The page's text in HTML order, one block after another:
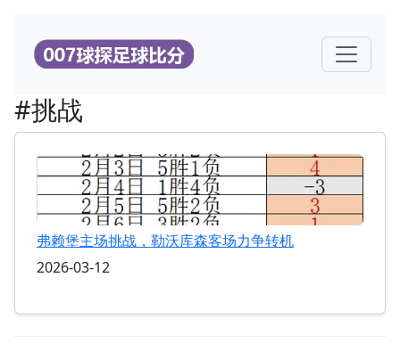
#挑战
弗赖堡主场挑战，勒沃库森客场力争转机
2026-03-12